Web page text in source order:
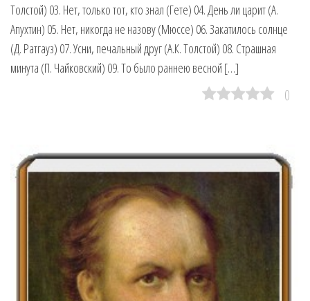
Толстой) 03. Нет, только тот, кто знал (Гете) 04. День ли царит (А.
Апухтин) 05. Нет, никогда не назову (Мюссе) 06. Закатилось солнце
(Д. Ратгауз) 07. Усни, печальный друг (А.К. Толстой) 08. Страшная
минута (П. Чайковский) 09. То было раннею весной […]
0